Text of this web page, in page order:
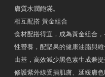
膚質水潤飽滿。
相互配搭 黃金組合
食材配搭得宜，成為黃金組合
性營養，配堅果的健康油脂與
由基，高效減少黑色素生成兼
修護紫外線受損肌膚、延緩膚